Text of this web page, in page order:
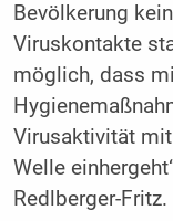
Bevölkerung
Viruskontakte
möglich, dass
Virusaktivität
Welle
Redlberger-